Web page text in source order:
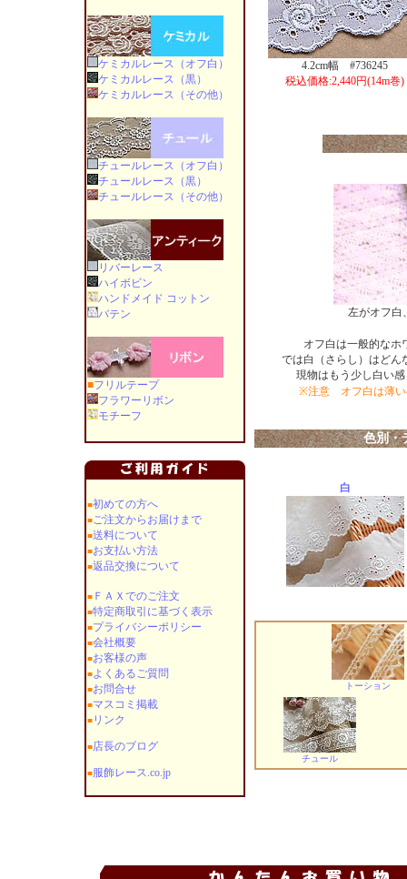
ケミカルレース（オフ白）
ケミカルレース（黒）
ケミカルレース（その他）
チュールレース（オフ白）
チュールレース（黒）
チュールレース（その他）
リバーレース
ハイボビン
ハンドメイド コットン
バテン
■フリルテープ
フラワーリボン
モチーフ
■初めての方へ
■ご注文からお届けまで
■送料について
■お支払い方法
■返品交換について
■ＦＡＸでのご注文
■特定商取引に基づく表示
■プライバシーポリシー
■会社概要
■お客様の声
■よくあるご質問
■お問合せ
■マスコミ掲載
■リンク
■店長のブログ
■服飾レース.co.jp
4.2cm幅 #736245
税込価格:2,440円(14m巻)
左がオフ白
オフ白は一般的なホ
では白（さらし）はどん
現物はもう少し白い
※注意 オフ白は薄い
色別・
白
トーション
チュール